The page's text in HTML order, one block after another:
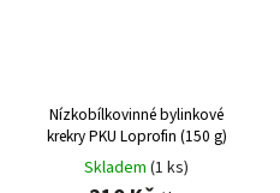
Nízkobílkovinné bylinkové
krekry PKU Loprofin (150 g)
Skladem (1 ks)